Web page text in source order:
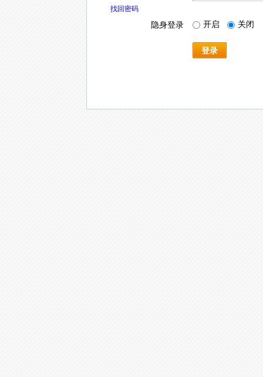
找回密码
隐身登录 开启 关闭
登录